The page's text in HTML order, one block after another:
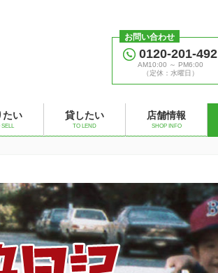
お問い合わせ
0120-201-492
AM10:00 ～ PM6:00
（定休：水曜日）
たい
SELL
貸したい
TO LEND
店舗情報
SHOP INFO